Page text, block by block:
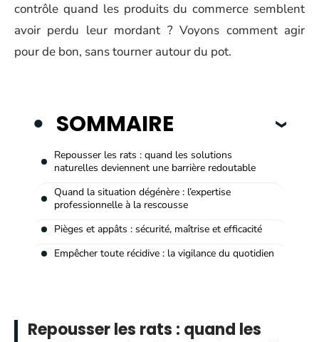
contrôle quand les produits du commerce semblent
avoir perdu leur mordant ? Voyons comment agir
pour de bon, sans tourner autour du pot.
SOMMAIRE
Repousser les rats : quand les solutions
naturelles deviennent une barrière redoutable
Quand la situation dégénère : l’expertise
professionnelle à la rescousse
Pièges et appâts : sécurité, maîtrise et efficacité
Empêcher toute récidive : la vigilance du quotidien
Repousser les rats : quand les